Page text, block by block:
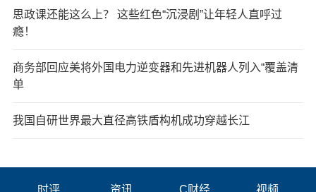
思政课还能这么上？ 这些红色“沉浸剧”让年轻人直呼过
瘾！
商务部回应美将外国电力逆变器和先进机器人列入“覆盖清
单
我国自研世界最大直径高铁盾构机成功穿越长江
时评 资讯 C财经 视频